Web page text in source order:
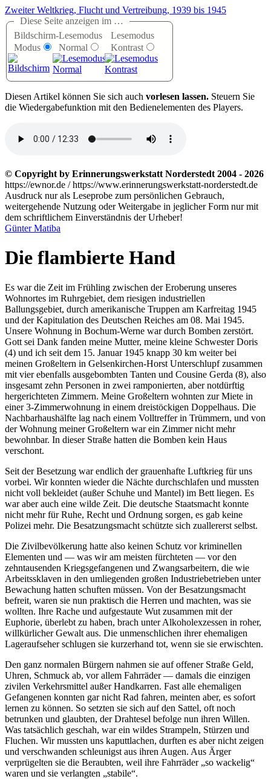
Zweiter Weltkrieg, Flucht und Vertreibung, 1939 bis 1945
Diese Seite anzeigen im …
Bildschirm-
Modus
Lesemodus
Normal
Lesemodus
Kontrast
Diesen Artikel können Sie sich auch vorlesen lassen. Steuern Sie
die Wiedergabefunktion mit den Bedienelementen des Players.
© Copyright by Erinnerungswerkstatt Norderstedt 2004 - 2026
https://ewnor.de / https://www.erinnerungswerkstatt-norderstedt.de
Ausdruck nur als Leseprobe zum persönlichen Gebrauch,
weitergehende Nutzung oder Weitergabe in jeglicher Form nur mit
dem schriftlichem Einverständnis der Urheber!
Günter Matiba
Die flambierte Hand
Es war die Zeit im Frühling zwischen der Eroberung unseres
Wohnortes im Ruhrgebiet, dem riesigen industriellen
Ballungsgebiet, durch amerikanische Truppen am Karfreitag 1945
und der Kapitulation des Deutschen Reiches am 08. Mai 1945.
Unsere Wohnung in Bochum-Werne war durch Bomben zerstört.
Gott sei Dank fanden meine Mutter, meine kleine Schwester Doris
(4) und ich seit dem 15. Januar 1945 knapp 30 km weiter bei
meinen Großeltern in Gelsenkirchen-Horst Unterschlupf zusammen
mit vier ebenfalls ausgebombten Tanten und Cousine Gerda (8), also
insgesamt zehn Personen in zwei ramponierten, aber notdürftig
hergerichteten Zimmern. Meine Großeltern wohnten zur Miete in
einer 3-Zimmerwohnung in einem dreistöckigen Doppelhaus. Die
Nachbarhaushälfte lag nach einem Volltreffer in Trümmern, und von
der Wohnung meiner Großeltern war ein Zimmer nicht mehr
bewohnbar. In dieser Straße hatten die Bomben kein Haus
verschont.
Seit der Besetzung war endlich der grauenhafte Luftkrieg für uns
vorbei. Wir konnten wieder die Nächte durchschlafen und mussten
nicht voll bekleidet (außer Schuhe und Mantel) im Bett liegen. Es
war aber auch eine wilde Zeit. Die deutsche Staatsmacht konnte
nicht mehr für Ruhe, Recht und Ordnung sorgen, es gab keine
Polizei mehr. Die Besatzungsmacht schützte sich zuallererst selbst.
Die Zivilbevölkerung hatte also keinen Schutz vor kriminellen
Elementen und — was wir am meisten fürchteten — vor den
zehntausenden Kriegsgefangenen und Zwangsarbeitern, die wie
Arbeitssklaven in den umliegenden großen Industriebetrieben unter
Bewachung hatten schuften müssen. Von der Besatzungsmacht
befreit, waren sie nun praktisch die Herren und machten, was sie
wollten. Ihre Rache und aufgestaute Wut zusammen mit der
Euphorie, überlebt zu haben, brach unter Alkoholexzessen in roher,
willkürlicher Gewalt aus. Die unmenschlichen ihrer ehemaligen
Lageraufseher schlugen sie kurzerhand tot, wenn sie sie erwischten.
Den ganz normalen Bürgern nahmen sie auf offener Straße Geld,
Uhren, Schmuck ab, vor allem Fahrräder — damals die einzigen
zivilen Verkehrsmittel außer Handkarren. Fast alle ehemaligen
Gefangenen konnten gar nicht Rad fahren, meinten aber, es sofort
lernen zu können. So setzten sie sich auf den Sattel, oft noch
betrunken und glaubten, der Drahtesel befolge nun ihren Willen.
Was tatsächlich geschah, war ein wildes Strampeln, Stürzen und
Fluchen. Wir mussten uns kaputtlachen, durften es aber nicht zeigen
und verschwanden schleunigst aus ihren Augen. Aus Ärger
verprügelten sie die Beraubten, weil ihre Fahrräder so wackelig
waren und sie verlangten
stabile .